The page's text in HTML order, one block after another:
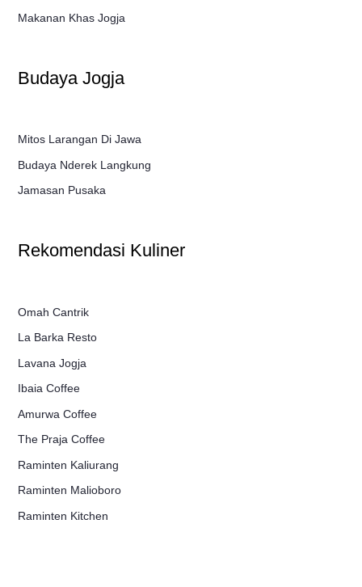
Makanan Khas Jogja
Budaya Jogja
Mitos Larangan Di Jawa
Budaya Nderek Langkung
Jamasan Pusaka
Rekomendasi Kuliner
Omah Cantrik
La Barka Resto
Lavana Jogja
Ibaia Coffee
Amurwa Coffee
The Praja Coffee
Raminten Kaliurang
Raminten Malioboro
Raminten Kitchen